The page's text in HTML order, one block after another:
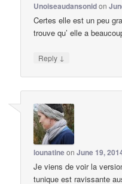
Unoiseaudansonidon
Certes elle est un peu
trouve qu’ elle a
Reply ↓
lounatineonJune 19,
Je viens de voir la
tunique est ravissante